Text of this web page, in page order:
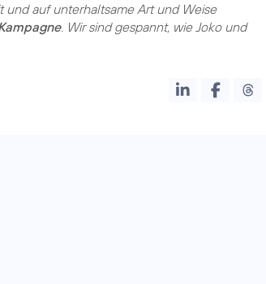
auf unterhaltsame Art und Weise
. Wir sind gespannt, wie Joko und